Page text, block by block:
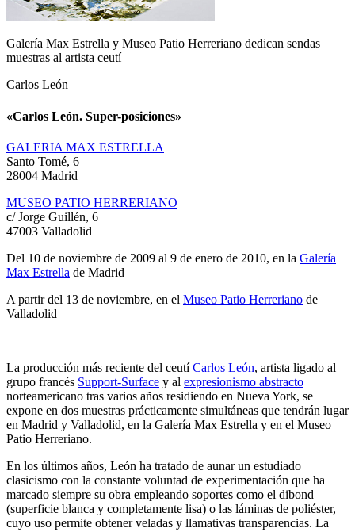
Galería Max Estrella y Museo Patio Herreriano dedican sendas
muestras al artista ceutí
Carlos León
«Carlos León. Super-posiciones»
GALERIA MAX ESTRELLA
Santo Tomé, 6
28004 Madrid
MUSEO PATIO HERRERIANO
c/ Jorge Guillén, 6
47003 Valladolid
Del 10 de noviembre de 2009 al 9 de enero de 2010, en la Galería
Max Estrella de Madrid
A partir del 13 de noviembre, en el Museo Patio Herreriano de
Valladolid
La producción más reciente del ceutíCarlos León, artista ligado al
grupo francés Support-Surface y al expresionismo abstracto
norteamericano tras varios años residiendo en Nueva York, se
expone en dos muestras prácticamente simultáneas que tendrán lugar
en Madrid y Valladolid, en la Galería Max Estrella y en el Museo
Patio Herreriano.
En los últimos años, León ha tratado de aunar un estudiado
clasicismo con la constante voluntad de experimentación que ha
marcado siempre su obra empleando soportes como el dibond
(superficie blanca y completamente lisa) o las láminas de poliéster,
cuyo uso permite obtener veladas y llamativas transparencias. La